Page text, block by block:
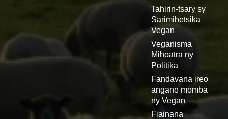
Tahirin-tsary sy
Sarimihetsika
Vegan
Veganisma
Mihoatra ny
Politika
Fandavana ireo
angano momba
ny Vegan
Fiainana